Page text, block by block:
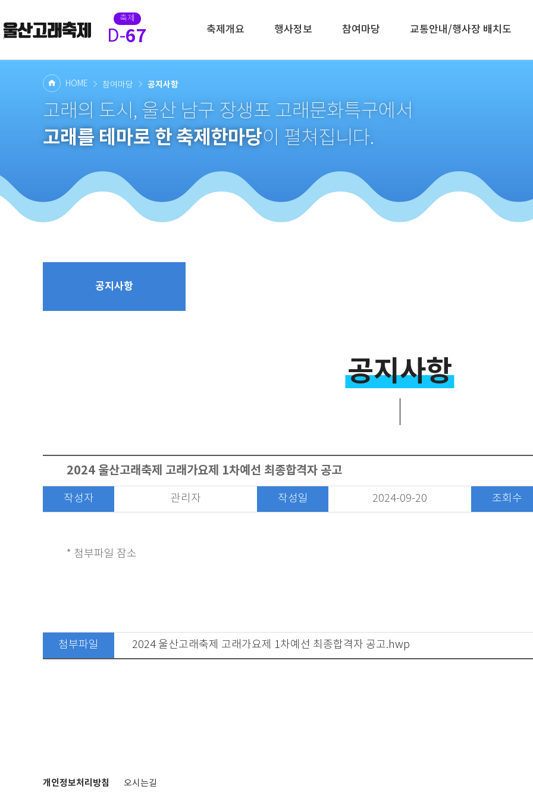
축제
D-67 축제개요 행사정보 참여마당 교통안내/행사장 배치도
HOME 참여마당 공지사항
고래의 도시, 울산 남구 장생포 고래문화특구에서
고래를 테마로 한 축제한마당이 펼쳐집니다.
공지사항
공지사항
2024 울산고래축제 고래가요제 1차예선 최종합격자 공고
작성자 관리자 작성일 2024-09-20 조회수
* 첨부파일 잠소
첨부파일 2024 울산고래축제 고래가요제 1차예선 최종합격자 공고.hwp
개인정보처리방침 오시는길